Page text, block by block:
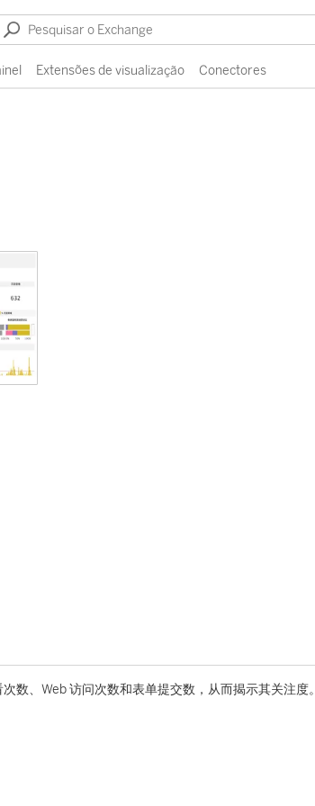
Extensões de visualização Conectores
数、Web 访问次数和表单提交数，从而揭示其关注度。